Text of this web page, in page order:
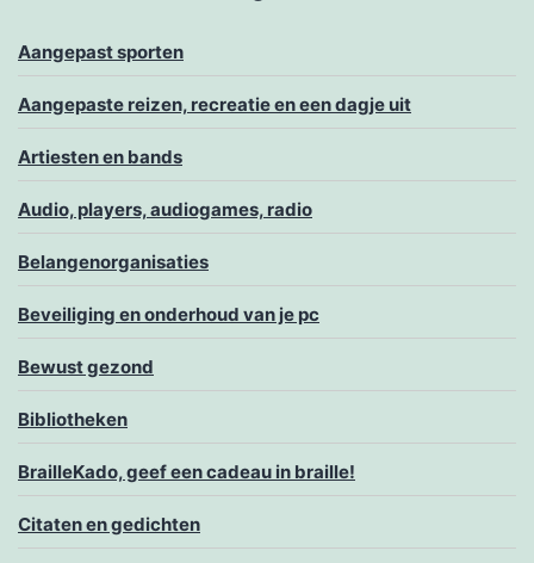
Aangepast sporten
Aangepaste reizen, recreatie en een dagje uit
Artiesten en bands
Audio, players, audiogames, radio
Belangenorganisaties
Beveiliging en onderhoud van je pc
Bewust gezond
Bibliotheken
BrailleKado, geef een cadeau in braille!
Citaten en gedichten